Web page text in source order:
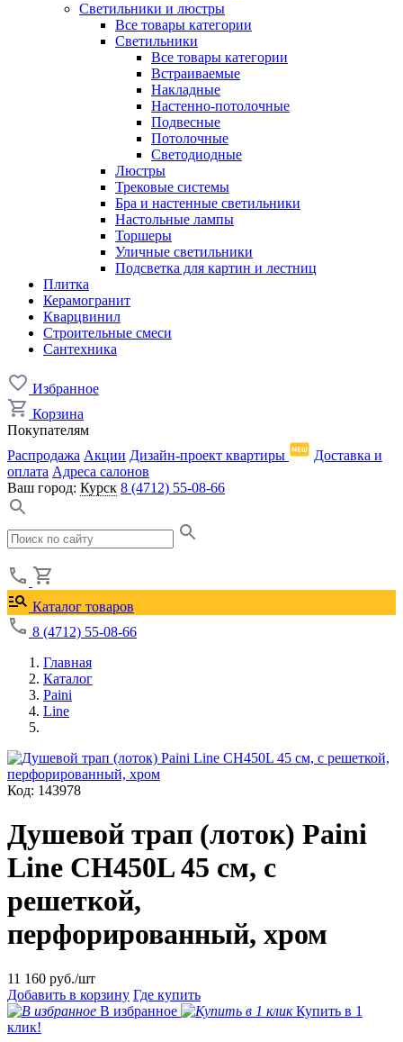
Светильники и люстры
Все товары категории
Светильники
Все товары категории
Встраиваемые
Накладные
Настенно-потолочные
Подвесные
Потолочные
Светодиодные
Люстры
Трековые системы
Бра и настенные светильники
Настольные лампы
Торшеры
Уличные светильники
Подсветка для картин и лестниц
Плитка
Керамогранит
Кварцвинил
Строительные смеси
Сантехника
Избранное
Корзина
Покупателям
Распродажа Акции Дизайн-проект квартиры
Доставка и
оплата Адреса салонов
Ваш город: Курск 8 (4712) 55-08-66
Каталог товаров
8 (4712) 55-08-66
Главная
Каталог
Paini
Line
Код: 143978
Душевой трап (лоток) Paini
Line CH450L 45 см, с
решеткой,
перфорированный, хром
11 160 руб./шт
Добавить в корзину Где купить
В избранное
Купить в 1
клик!